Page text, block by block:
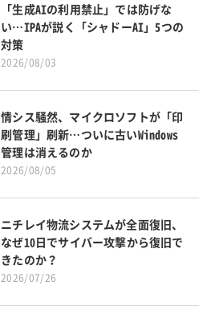
「生成AIの利用禁止」では防げな
い…IPAが説く「シャドーAI」5つの
対策
2026/08/03
情シス騒然、マイクロソフトが「印
刷管理」刷新…ついに古いWindows
管理は消えるのか
2026/08/05
ニチレイ物流システムが全面復旧、
なぜ10日でサイバー攻撃から復旧で
きたのか？
2026/07/26